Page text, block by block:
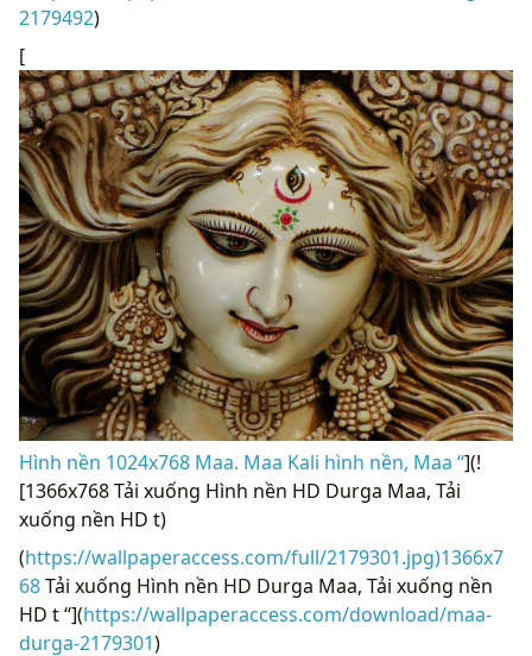
2179492)
[
Hình nền 1024x768 Maa. Maa Kali hình nền, Maa “](!
[1366x768 Tải xuống Hình nền HD Durga Maa, Tải
xuống nền HD t)
(https://wallpaperaccess.com/full/2179301.jpg)1366x7
68Tải xuống Hình nền HD Durga Maa, Tải xuống nền
HD t “](https://wallpaperaccess.com/download/maa-
durga-2179301)